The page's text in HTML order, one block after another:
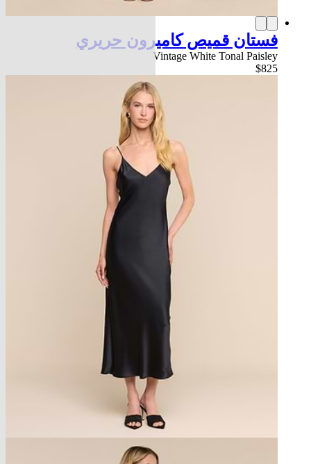
فستان قميص كاميرون حريري
Vintage White Tonal Paisley
$825